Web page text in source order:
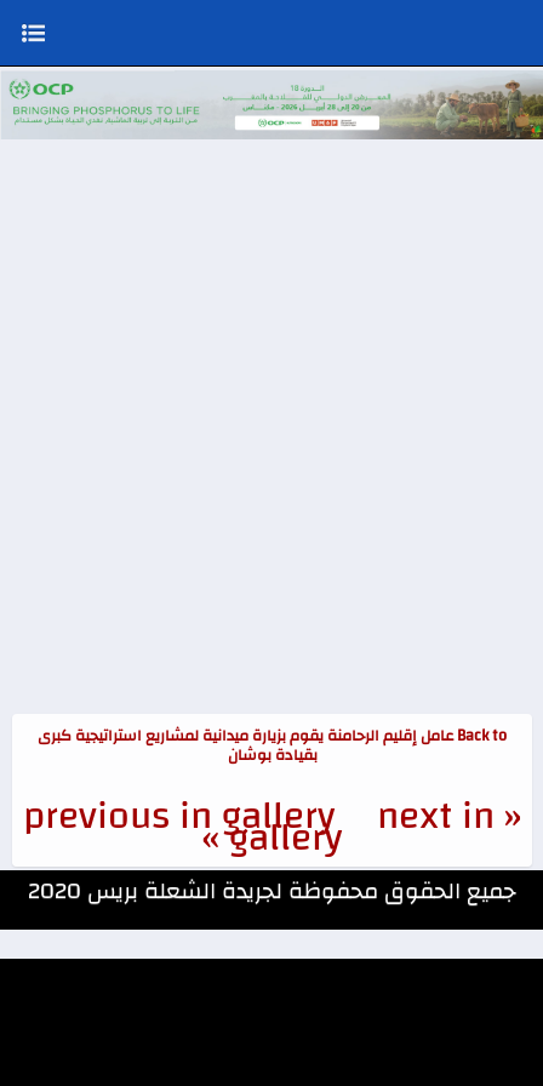
Back to عامل إقليم الرحامنة يقوم بزيارة ميدانية لمشاريع استراتيجية كبرى
بقيادة بوشان
« previous in gallery
next in
gallery »
جميع الحقوق محفوظة لجريدة الشعلة بريس 2020